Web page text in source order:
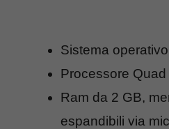
Sistema
Processore Quad
Ram da 2 GB,
espandibili via